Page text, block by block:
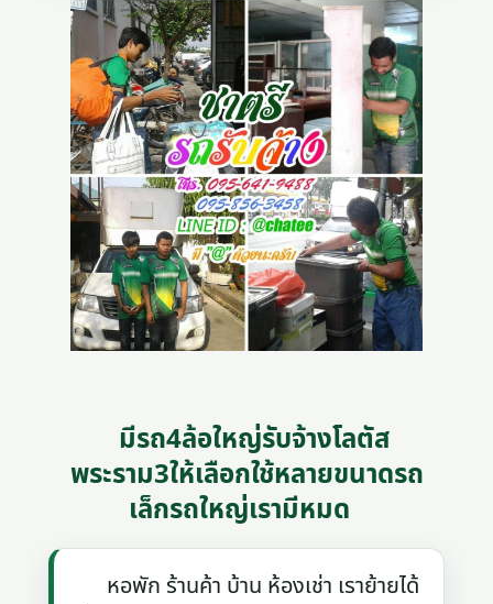
มีรถ4ล้อใหญ่รับจ้างโลตัส
พระราม3ให้เลือกใช้หลายขนาดรถ
เล็กรถใหญ่เรามีหมด
หอพัก ร้านค้า บ้าน ห้องเช่า เราย้ายได้